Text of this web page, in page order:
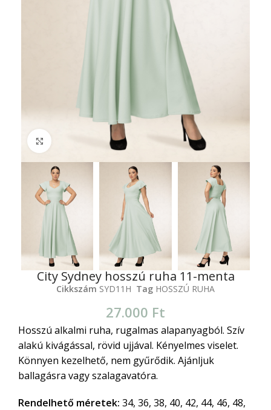
City Sydney hosszú ruha 11-menta
Cikkszám SYD11H Tag HOSSZÚ RUHA
27.000 Ft
Hosszú alkalmi ruha, rugalmas alapanyagból. Szív
alakú kivágással, rövid ujjával. Kényelmes viselet.
Könnyen kezelhető, nem gyűrődik. Ajánljuk
ballagásra vagy szalagavatóra.
Rendelhető méretek: 34, 36, 38, 40, 42, 44, 46, 48,